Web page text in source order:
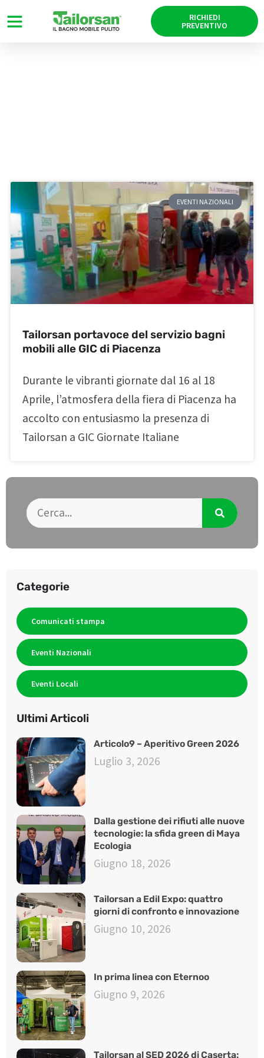
RICHIEDI
PREVENTIVO
EVENTI NAZIONALI
Tailorsan portavoce del servizio bagni
mobili alle GIC di Piacenza
Durante le vibranti giornate dal 16 al 18
Aprile, l’atmosfera della fiera di Piacenza ha
accolto con entusiasmo la presenza di
Tailorsan a GIC Giornate Italiane
Categorie
Comunicati stampa
Eventi Nazionali
Eventi Locali
Ultimi Articoli
Articolo9 – Aperitivo Green 2026
Luglio 3, 2026
Dalla gestione dei rifiuti alle nuove
tecnologie: la sfida green di Maya
Ecologia
Giugno 18, 2026
Tailorsan a Edil Expo: quattro
giorni di confronto e innovazione
Giugno 10, 2026
In prima linea con Eternoo
Giugno 9, 2026
Tailorsan al SED 2026 di Caserta: